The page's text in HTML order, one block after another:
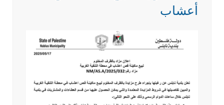
أعشاب